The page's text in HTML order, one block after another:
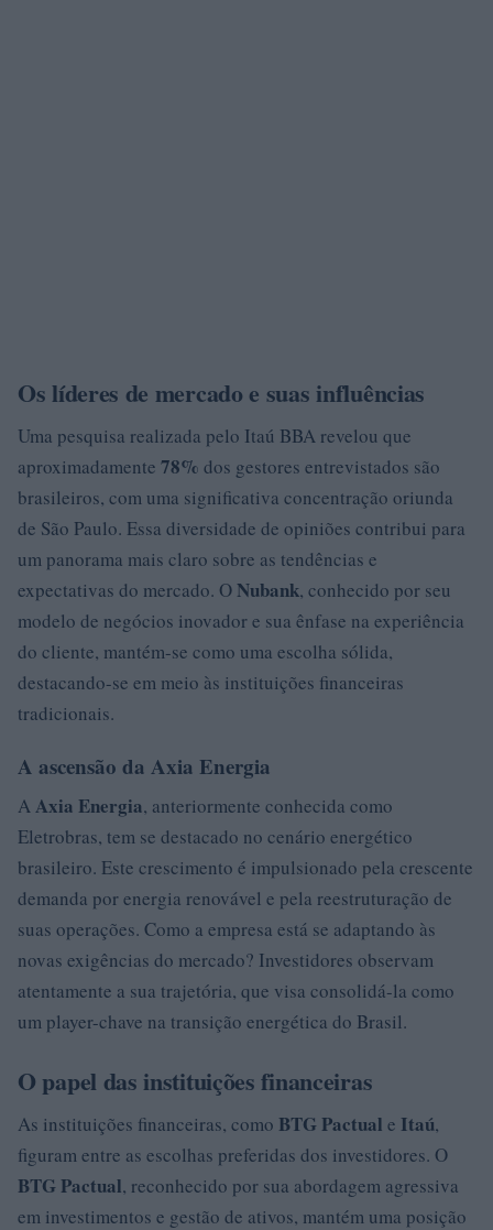
Os líderes de mercado e suas influências
Uma pesquisa realizada pelo Itaú BBA revelou que
aproximadamente 78% dos gestores entrevistados são
brasileiros, com uma significativa concentração oriunda
de São Paulo. Essa diversidade de opiniões contribui para
um panorama mais claro sobre as tendências e
expectativas do mercado. ONubank, conhecido por seu
modelo de negócios inovador e sua ênfase na experiência
do cliente, mantém-se como uma escolha sólida,
destacando-se em meio às instituições financeiras
tradicionais.
A ascensão da Axia Energia
AAxia Energia, anteriormente conhecida como
Eletrobras, tem se destacado no cenário energético
brasileiro. Este crescimento é impulsionado pela crescente
demanda por energia renovável e pela reestruturação de
suas operações. Como a empresa está se adaptando às
novas exigências do mercado? Investidores observam
atentamente a sua trajetória, que visa consolidá-la como
um player-chave na transição energética do Brasil.
O papel das instituições financeiras
As instituições financeiras, como BTG Pactual e Itaú,
figuram entre as escolhas preferidas dos investidores. O
BTG Pactual, reconhecido por sua abordagem agressiva
em investimentos e gestão de ativos, mantém uma posição